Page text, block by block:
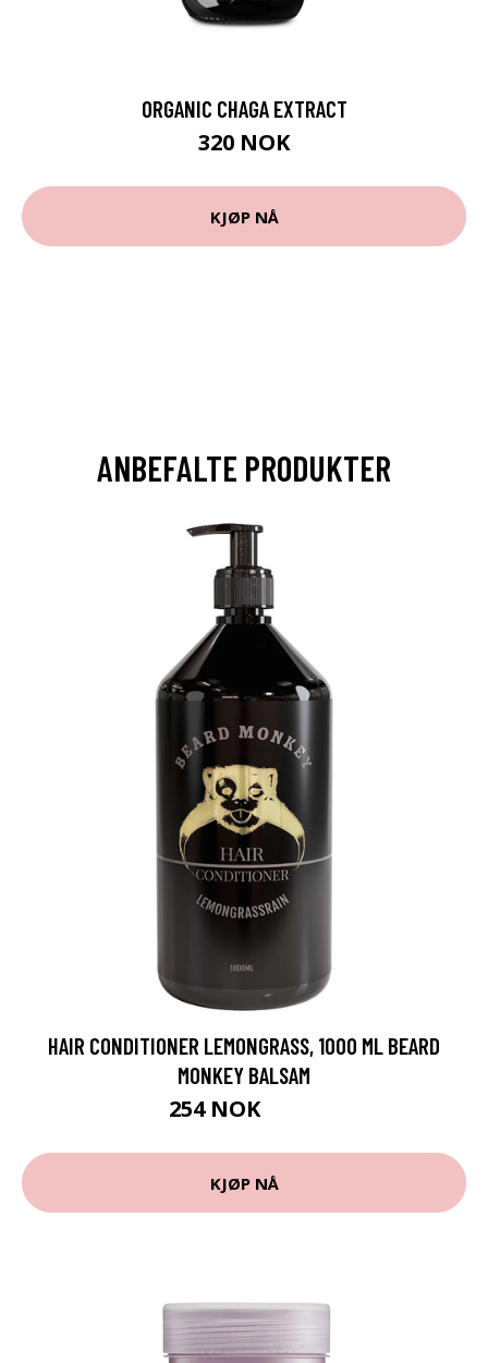
ORGANIC CHAGA EXTRACT
320 NOK
KJØP NÅ
ANBEFALTE PRODUKTER
HAIR CONDITIONER LEMONGRASS, 1000 ML BEARD
MONKEY BALSAM
254 NOK
KJØP NÅ